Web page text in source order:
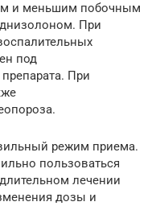
и меньшим побочным
При
под
При
режим приема.
пользоваться
лечении
дозы и